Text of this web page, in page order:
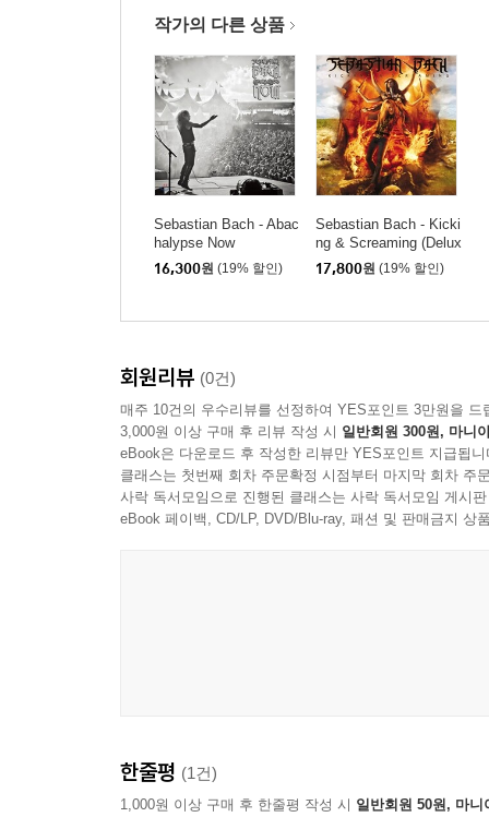
작가의 다른 상품
Sebastian Bach - Abac
halypse Now
16,300원 (19% 할인)
Sebastian Bach - Kicki
ng & Screaming (Delux
e Edition)
17,800원 (19% 할인)
회원리뷰 (0건)
매주 10건의 우수리뷰를 선정하여 YES포인트 3만원을 드
3,000원 이상 구매 후 리뷰 작성 시 일반회원 300원, 마니
eBook은 다운로드 후 작성한 리뷰만 YES포인트 지급됩니
클래스는 첫번째 회차 주문확정 시점부터 마지막 회차 주
사락 독서모임으로 진행된 클래스는 사락 독서모임 게시
eBook 페이백, CD/LP, DVD/Blu-ray, 패션 및 판매금지 상
한줄평 (1건)
1,000원 이상 구매 후 한줄평 작성 시 일반회원 50원, 마니